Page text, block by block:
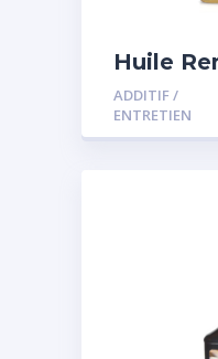
Huile
Moteur
ADDITIF /
ENTRETIEN